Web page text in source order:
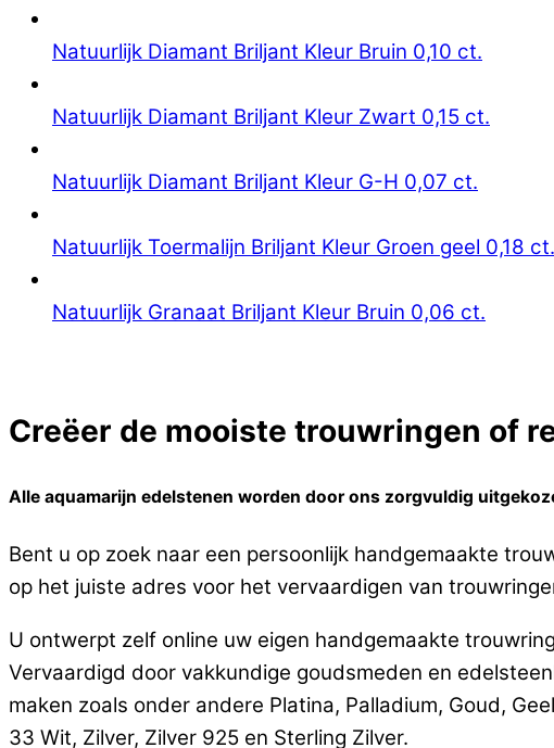
Natuurlijk Diamant Briljant Kleur Bruin 0,10 ct.
Natuurlijk Diamant Briljant Kleur Zwart 0,15 ct.
Natuurlijk Diamant Briljant Kleur G-H 0,07 ct.
Natuurlijk Toermalijn Briljant Kleur Groen geel 0,18 ct.
Natuurlijk Granaat Briljant Kleur Bruin 0,06 ct.
Creëer de mooiste trouwringen of
Alle aquamarijn edelstenen worden door ons zorgvuldig
Bent u op zoek naar een persoonlijk handgemaakte
op het juiste adres voor het vervaardigen van
U ontwerpt zelf online uw eigen handgemaakte
Vervaardigd door vakkundige goudsmeden en
maken zoals onder andere Platina, Palladium, Goud,
33 Wit, Zilver, Zilver 925 en Sterling Zilver.